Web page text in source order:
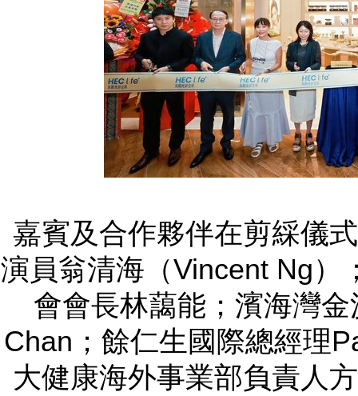
嘉賓及合作夥伴在剪綵儀
演員翁清海（Vincent Ng）
會會長林藹能；濱海灣
Chan；餘仁生國際總經理
大健康海外事業部負責人